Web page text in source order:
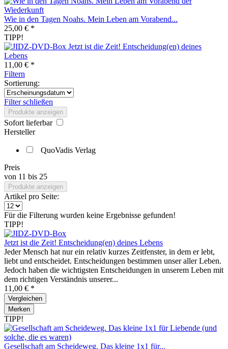
Wie in den Tagen Noahs. Mein Leben am Vorabend...
25,00 € *
TIPP!
Jetzt ist die Zeit! Entscheidung(en) deines
Lebens
11,00 € *
Filtern
Sortierung:
Filter schließen
Produkte anzeigen
Sofort lieferbar
Hersteller
QuoVadis Verlag
Preis
von 11 bis 25
Produkte anzeigen
Artikel pro Seite:
Für die Filterung wurden keine Ergebnisse gefunden!
TIPP!
Jetzt ist die Zeit! Entscheidung(en) deines Lebens
Jeder Mensch hat nur ein relativ kurzes Zeitfenster, in dem er lebt,
liebt und entscheidet. Entscheidungen bestimmen unser aller Leben.
Jedoch haben die wichtigsten Entscheidungen in unserem Leben mit
dem richtigen Verständnis unserer...
11,00 € *
Vergleichen
Merken
TIPP!
Gesellschaft am Scheideweg. Das kleine 1x1 für...